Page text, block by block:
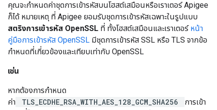
คุณจะกำหนดค่าชุดการเข้ารหัสบนโฮสต์เสมือนหรือเราเตอร์ Apigee
ก็ได้ หมายเหตุ ที่ Apigee ยอมรับชุดการเข้ารหัสเฉพาะในรูปแบบ
สตริงการเข้ารหัส OpenSSL ที่ ทั้งโฮสต์เสมือนและเราเตอร์ หน้า
คู่มือการเข้ารหัส OpenSSL มีชุดการเข้ารหัส SSL หรือ TLS จากข้อ
กำหนดที่เกี่ยวข้องและเทียบเท่ากับ OpenSSL
เช่น
หากต้องการกำหนด
ค่า
TLS_ECDHE_RSA_WITH_AES_128_GCM_SHA256
การเข้า